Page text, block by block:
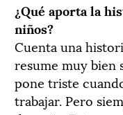
¿Qué aporta la
niños?
Cuenta una
resume muy bien
pone triste
trabajar. Pero